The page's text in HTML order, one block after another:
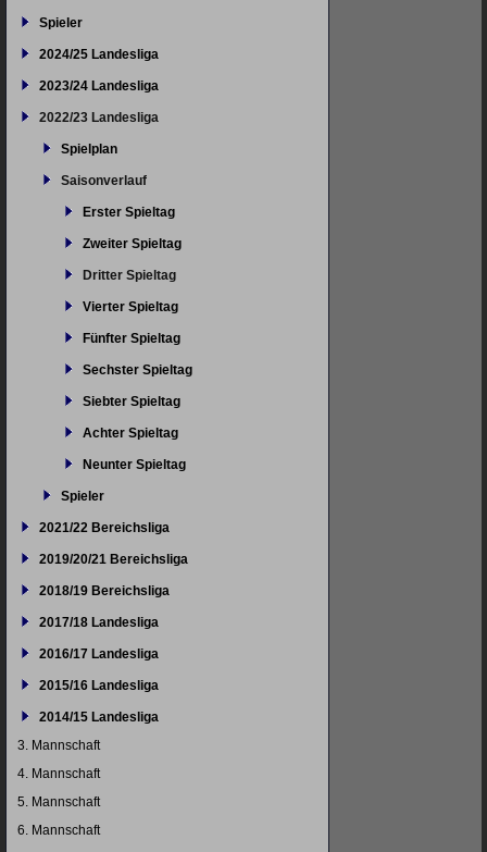
Spieler
2024/25 Landesliga
2023/24 Landesliga
2022/23 Landesliga
Spielplan
Saisonverlauf
Erster Spieltag
Zweiter Spieltag
Dritter Spieltag
Vierter Spieltag
Fünfter Spieltag
Sechster Spieltag
Siebter Spieltag
Achter Spieltag
Neunter Spieltag
Spieler
2021/22 Bereichsliga
2019/20/21 Bereichsliga
2018/19 Bereichsliga
2017/18 Landesliga
2016/17 Landesliga
2015/16 Landesliga
2014/15 Landesliga
3. Mannschaft
4. Mannschaft
5. Mannschaft
6. Mannschaft